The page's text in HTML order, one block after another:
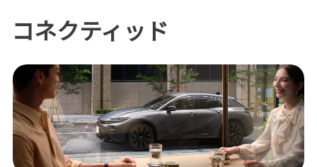
コネクティッド